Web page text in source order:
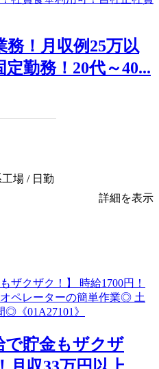
！月収例25万以
勤務！20代～40...
場 / 日勤
詳細を表示
で貯金もザクザ